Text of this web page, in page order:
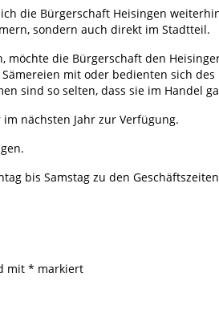
die Bürgerschaft Heisingen
sondern auch direkt im Stadtteil.
die Bürgerschaft den
mit oder bedienten sich
sind so selten, dass sie im Handel
nächsten Jahr zur Verfügung.
bis Samstag zu den
mit * markiert